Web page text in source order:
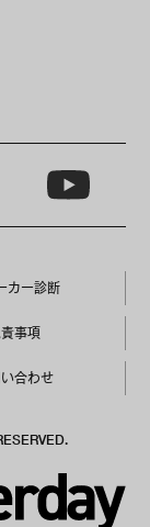
カー診断
事項
合わせ